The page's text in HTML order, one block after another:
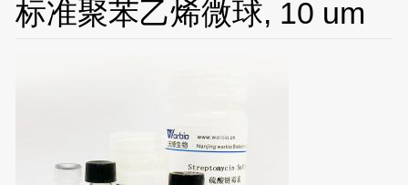
标准聚苯乙烯微球, 10 um